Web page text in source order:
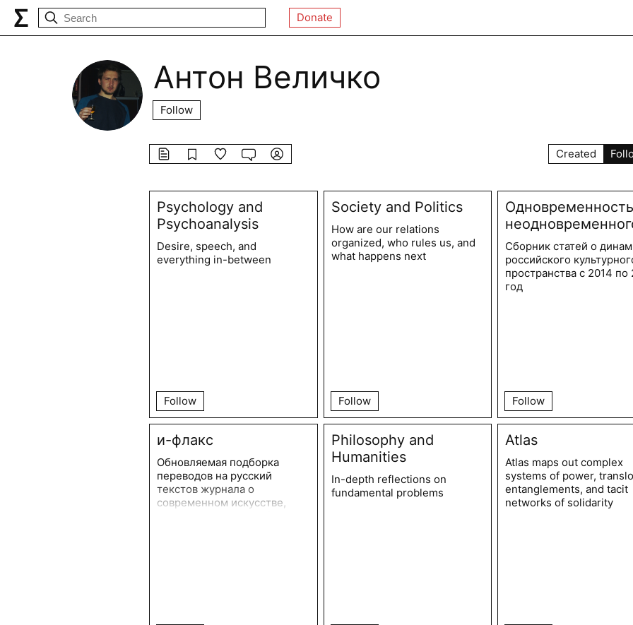
Donate
Антон Величко
Follow
Created
Psychology and
Psychoanalysis
Desire, speech, and
everything in-between
Follow
Society and Politics
How are our relations
organized, who rules us, and
what happens next
Follow
Сборник статей о
российского
пространства с 2014 по
год
Follow
и-флакс
Обновляемая подборка
переводов на русский
текстов журнала о
современном искусстве,
Philosophy and
Humanities
In-depth reflections on
fundamental problems
Atlas
Atlas maps out complex
systems of power,
entanglements, and tacit
networks of solidarity